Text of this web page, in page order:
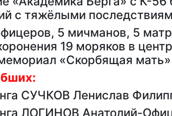
с тяжёлыми
5 мичманов, 5
19 моряков в
«Скорбящая
СУЧКОВ Ленислав
ЛОГИНОВ Анатолий-